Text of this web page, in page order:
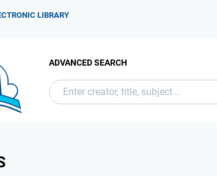
LIBRARY
ADVANCED SEARCH